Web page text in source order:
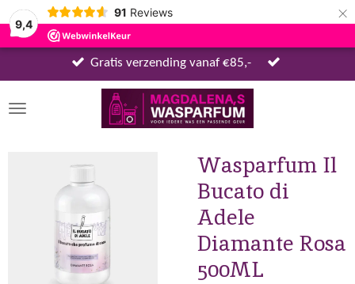
9,4
91 Reviews ×
Gratis verzending vanaf €85,-
Wasparfum Il
Bucato di
Adele
Diamante Rosa
500ML